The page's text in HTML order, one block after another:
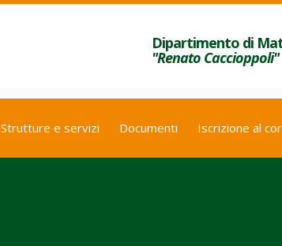
Dipartimento di
"Renato Caccioppoli"
Strutture e servizi Documenti Iscrizione al